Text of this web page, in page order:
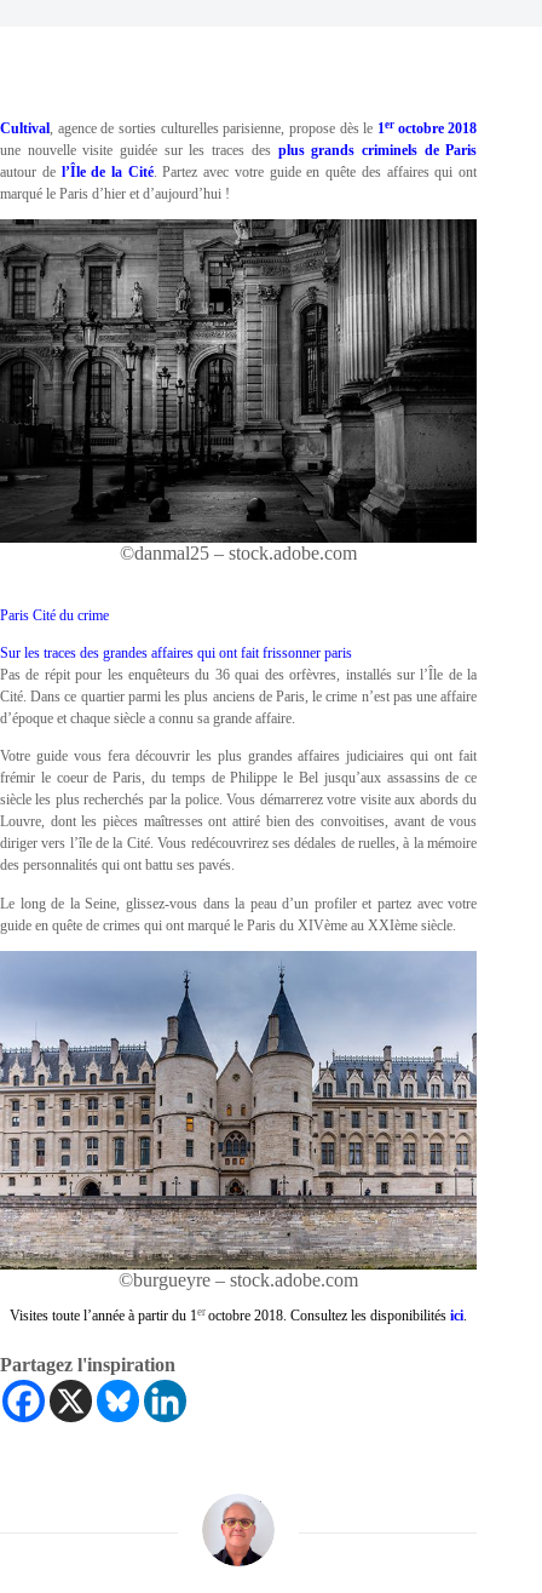
Cultival, agence de sorties culturelles parisienne, propose dès le 1er octobre 2018
une nouvelle visite guidée sur les traces des plus grands criminels de Paris
autour de l’Île de la Cité. Partez avec votre guide en quête des affaires qui ont
marqué le Paris d’hier et d’aujourd’hui !
©danmal25 – stock.adobe.com
Paris Cité du crime
Sur les traces des grandes affaires qui ont fait frissonner paris
Pas de répit pour les enquêteurs du 36 quai des orfèvres, installés sur l’Île de la
Cité. Dans ce quartier parmi les plus anciens de Paris, le crime n’est pas une affaire
d’époque et chaque siècle a connu sa grande affaire.
Votre guide vous fera découvrir les plus grandes affaires judiciaires qui ont fait
frémir le coeur de Paris, du temps de Philippe le Bel jusqu’aux assassins de ce
siècle les plus recherchés par la police. Vous démarrerez votre visite aux abords du
Louvre, dont les pièces maîtresses ont attiré bien des convoitises, avant de vous
diriger vers l’île de la Cité. Vous redécouvrirez ses dédales de ruelles, à la mémoire
des personnalités qui ont battu ses pavés.
Le long de la Seine, glissez-vous dans la peau d’un profiler et partez avec votre
guide en quête de crimes qui ont marqué le Paris du XIVème au XXIème siècle.
©burgueyre – stock.adobe.com
Visites toute l’année à partir du 1er octobre 2018. Consultez les disponibilités ici.
Partagez l'inspiration